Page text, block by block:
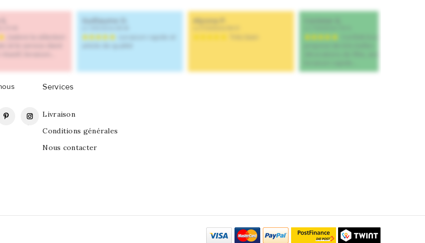
PinterestInstagram
Services
Livraison
Conditions générales
Nous contacter